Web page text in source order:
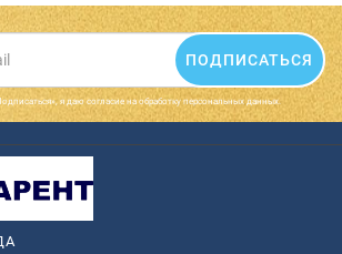
ПОДПИСАТЬСЯ
я даю cогласие на обработку персональных данных.